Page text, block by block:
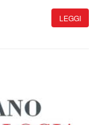
LEGGI